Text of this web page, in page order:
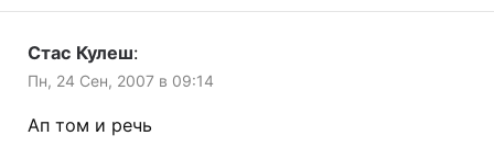
Стас Кулеш:
Пн, 24 Сен, 2007 в 09:14
Ап том и речь